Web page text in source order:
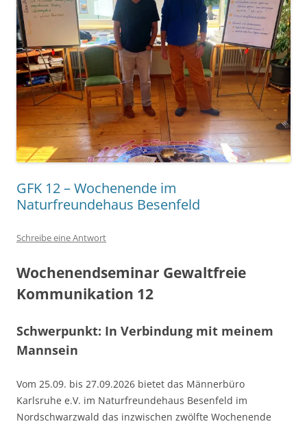
GFK 12 – Wochenende im
Naturfreundehaus Besenfeld
Schreibe eine Antwort
Wochenendseminar Gewaltfreie
Kommunikation 12
Schwerpunkt: In Verbindung mit meinem
Mannsein
Vom 25.09. bis 27.09.2026 bietet das Männerbüro
Karlsruhe e.V. im Naturfreundehaus Besenfeld im
Nordschwarzwald das inzwischen zwölfte Wochenende